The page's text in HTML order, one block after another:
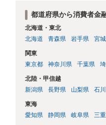
都道府県から消費者金
北海道・東北
北海道
青森県 岩手県 宮
関東
東京都
神奈川県 千葉県
北陸・甲信越
新潟県
長野県 山梨県 石
東海
愛知県
静岡県 岐阜県 三